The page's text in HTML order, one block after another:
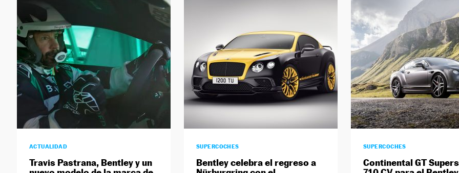
ACTUALIDAD
Travis Pastrana, Bentley y un
SUPERCOCHES
Bentley celebra el regreso a
SUPERCOCHES
Continental GT